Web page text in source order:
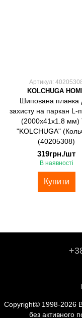
Артикул:
KOLCHUGA
Шипована планка
захисту на паркан L-
(2000х41х1.8
"KOLCHUGA"
(40205308)
319грн./шт
В наявності
Купити
Copyright© 1998-2026
без активного